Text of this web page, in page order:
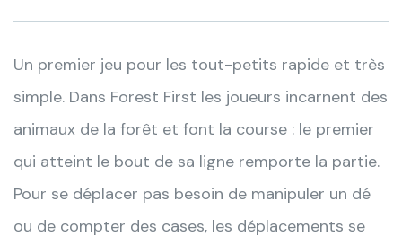
Un premier jeu pour les tout-petits rapide et très
simple. Dans Forest First les joueurs incarnent des
animaux de la forêt et font la course : le premier
qui atteint le bout de sa ligne remporte la partie.
Pour se déplacer pas besoin de manipuler un dé
ou de compter des cases, les déplacements se